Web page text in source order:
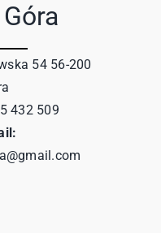
54 56-200
432 509